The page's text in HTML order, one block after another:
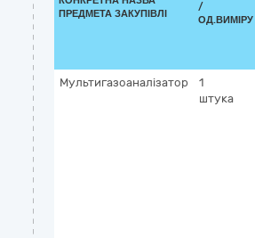
ПРЕДМЕТА ЗАКУПІВЛІ
/
ОД.ВИМІРУ
Мультигазоаналізатор
1
штука